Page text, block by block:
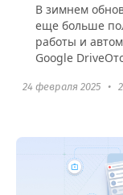
В зимнем
еще больше
работы и
Google
24 февраля 2025 •